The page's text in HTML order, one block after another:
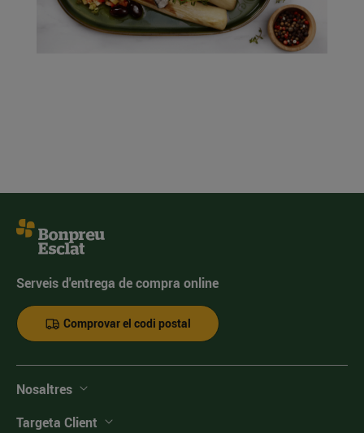
Serveis d'entrega de compra online
Comprovar el codi postal
Nosaltres
Targeta Client